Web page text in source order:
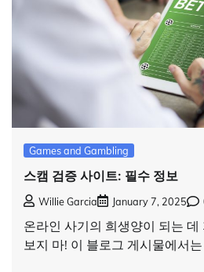
Games and Gambling
스캠 검증 사이트: 필수 정보
Willie Garcia January 7, 2025
온라인 사기의 희생양이 되는 데
보지 마! 이 블로그 게시물에서